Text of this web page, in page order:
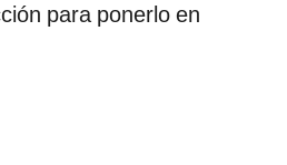
para ponerlo en